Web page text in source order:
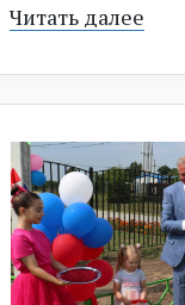
Читать далее